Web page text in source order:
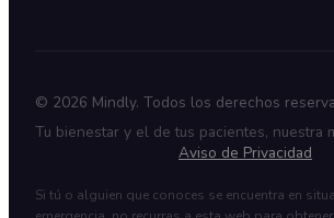
© 2026 Mindly. Todos los derechos
Tu bienestar y el de tus pacientes, nuestra
Aviso de Privacidad
Si tú o alguien que conoces se encuentra en